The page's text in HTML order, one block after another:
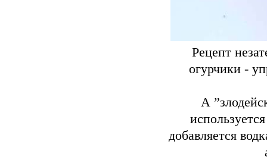
Рецепт
огурчики -
А
добавляется